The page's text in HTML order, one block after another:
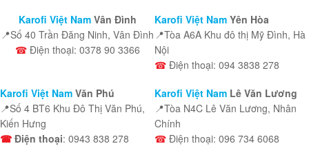
Karofi Việt NamVân Đình
📍Số 40 Trần Đăng Ninh, Vân Đình
☎ Điện thoại: 0378 90 3366
Karofi Việt Nam Yên Hòa
📍Tòa A6A Khu đô thị Mỹ Đình, Hà
Nội
☎ Điện thoại: 094 3838 278
Karofi Việt Nam Văn Phú
📍Số 4 BT6 Khu Đô Thị Văn Phú,
Kiến Hưng
☎ Điện thoại: 0943 838 278
Karofi Việt Nam Lê Văn Lương
📍Tòa N4C Lê Văn Lương, Nhân
Chính
☎ Điện thoại: 096 734 6068